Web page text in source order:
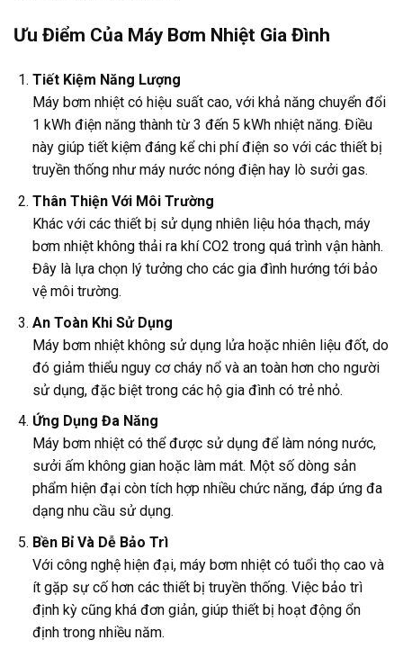
Ưu Điểm Của Máy Bơm Nhiệt Gia Đình
Tiết Kiệm Năng Lượng
Máy bơm nhiệt có hiệu suất cao, với khả năng chuyển đổi
1 kWh điện năng thành từ 3 đến 5 kWh nhiệt năng. Điều
này giúp tiết kiệm đáng kể chi phí điện so với các thiết bị
truyền thống như máy nước nóng điện hay lò sưởi gas.
Thân Thiện Với Môi Trường
Khác với các thiết bị sử dụng nhiên liệu hóa thạch, máy
bơm nhiệt không thải ra khí CO2 trong quá trình vận hành.
Đây là lựa chọn lý tưởng cho các gia đình hướng tới bảo
vệ môi trường.
An Toàn Khi Sử Dụng
Máy bơm nhiệt không sử dụng lửa hoặc nhiên liệu đốt, do
đó giảm thiểu nguy cơ cháy nổ và an toàn hơn cho người
sử dụng, đặc biệt trong các hộ gia đình có trẻ nhỏ.
Ứng Dụng Đa Năng
Máy bơm nhiệt có thể được sử dụng để làm nóng nước,
sưởi ấm không gian hoặc làm mát. Một số dòng sản
phẩm hiện đại còn tích hợp nhiều chức năng, đáp ứng đa
dạng nhu cầu sử dụng.
Bền Bỉ Và Dễ Bảo Trì
Với công nghệ hiện đại, máy bơm nhiệt có tuổi thọ cao và
ít gặp sự cố hơn các thiết bị truyền thống. Việc bảo trì
định kỳ cũng khá đơn giản, giúp thiết bị hoạt động ổn
định trong nhiều năm.